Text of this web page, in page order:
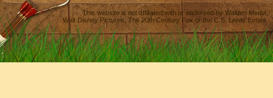
This website is not affiliated with or endorsed byWalden Media
Walt Disney Pictures,The 20th Century Fox or the C.S. Lewis Estate.